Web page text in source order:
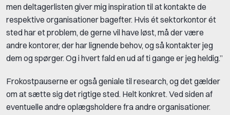
men deltagerlisten giver mig inspiration til at kontakte de
respektive organisationer bagefter. Hvis ét sektorkontor ét
sted har et problem, de gerne vil have løst, må der være
andre kontorer, der har lignende behov, og så kontakter jeg
dem og spørger. Og i hvert fald en ud af ti gange er jeg heldig.”
Frokostpauserne er også geniale til research, og det gælder
om at sætte sig det rigtige sted. Helt konkret. Ved siden af
eventuelle andre oplægsholdere fra andre organisationer.